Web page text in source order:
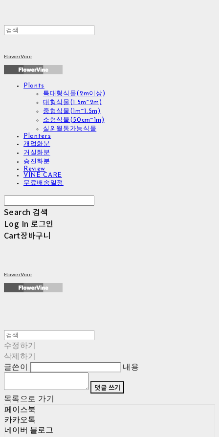
FlowerVine
Plants
특대형식물(2m이상)
대형식물(1.5m~2m)
중형식물(1m~1.5m)
소형식물(50cm~1m)
실외월동가능식물
Planters
개업화분
거실화분
승진화분
Review
VINE CARE
무료배송일정
Search 검색
Log In 로그인
Cart장바구니
FlowerVine
수정하기
삭제하기
글쓴이
내용
댓글 쓰기
목록으로 가기
페이스북
카카오톡
네이버 블로그